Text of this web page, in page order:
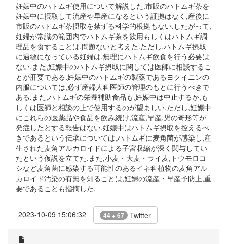
妊娠中のハトムギ使用について解説した.市販のハトムギ茶を
妊娠中に摂取して流産や早産になるという証拠はなく,産後に
市販のハトムギ茶摂取を禁ずる科学的根拠もない.したがって,
妊婦が常識の範囲内でハトムギ茶を飲用もしくはハトムギ調
理品を食することは,問題ないと考えた.ただし,ハトムギ摂取
に過敏になっている妊婦は,無理にハトムギ飲食を行う必要は
ない.また,妊娠中のハトムギ摂取に関しては医師に相談するこ
とが肝要である.妊娠中のハトムギの製薬であるヨクイニンの
内服については,必ず産婦人科医師の管理のもとに行うべきで
ある.また,ハトムギの栄養補助食品も,妊娠中は中止するか,も
しくは医師と相談の上で使用するのが望ましい.ただし,妊娠中
にこれらの医薬品や食品を飲み続け,流産,早産,児の奇形等が
発症したとする報告はない.妊娠中はハトムギ摂取を控えるべ
きであるという伝承については,ハトムギに麦角菌が感染し,産
生された麦角アルカロイドによる子宮収縮が深く関与してい
たという仮説を立てた.また,小麦・大麦・ライ麦,トウモロコ
シなど麦角菌に感染する可能性のあるイネ科植物の麦角アル
カロイド汚染の有無を知ることは,妊婦の流産・早産予防上,重
要であることも指摘した.
2023-10-09 15:06:32 44 + 67 Twitter